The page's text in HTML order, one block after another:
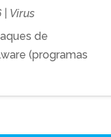
| Virus
de
(programas